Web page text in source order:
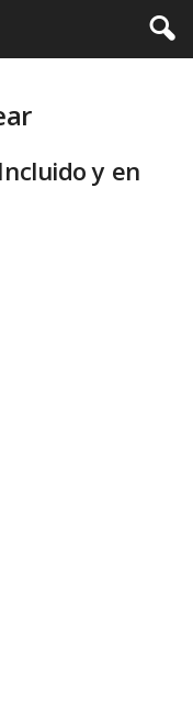
y en